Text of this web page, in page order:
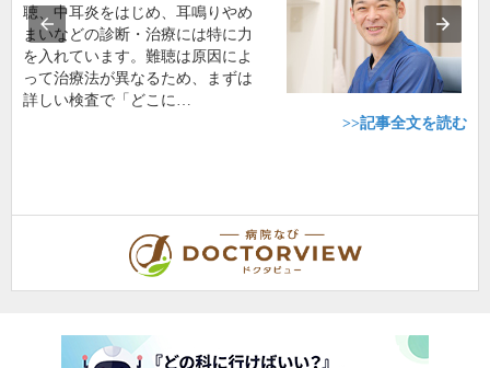
聴、中耳炎をはじめ、耳鳴りやめ
まいなどの診断・治療には特に力
を入れています。難聴は原因によ
って治療法が異なるため、まずは
詳しい検査で「どこに…
>>記事全文を読む